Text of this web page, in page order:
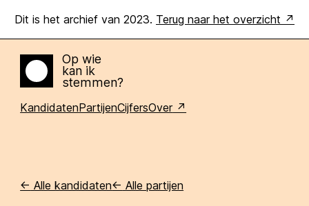
Dit is het archief van 2023. Terug naar het overzicht
Home
Op wie
kan ik
stemmen?
KandidatenPartijenCijfersOver
<- Alle kandidaten<- Alle partijen